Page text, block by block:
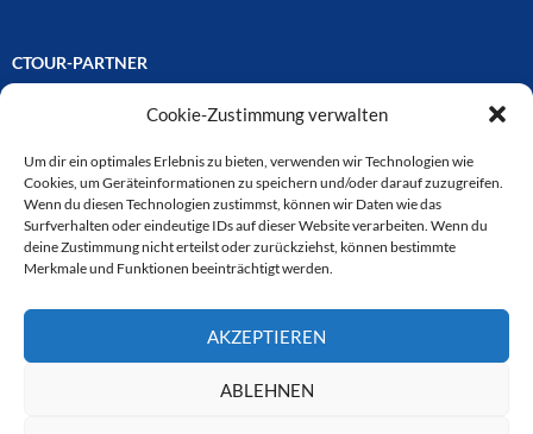
Cookie-Zustimmung verwalten
Um dir ein optimales Erlebnis zu bieten, verwenden wir Technologien wie
Cookies, um Geräteinformationen zu speichern und/oder darauf zuzugreifen.
Wenn du diesen Technologien zustimmst, können wir Daten wie das
Surfverhalten oder eindeutige IDs auf dieser Website verarbeiten. Wenn du
deine Zustimmung nicht erteilst oder zurückziehst, können bestimmte
Merkmale und Funktionen beeinträchtigt werden.
AKZEPTIEREN
ABLEHNEN
CTOUR-PARTNER
Unsere Reisejournalisten-Vereinigung ist über Mitglieder und
ausgewählten Partnern der Medien- und Tourismusbranche
verbunden. Hier eine
Auswahl der Online-Plattformen:
CTOUR der Club der Tourismus-Journalisten. Wir freuen uns immer
über Anfragen von neuen Mitgliedern. Nehmen Sie bei Interesse über
das Kontaktformular Kontakt zu uns auf. CTOUR über 30 Jahre im
Dienst des Reisejournalismus.